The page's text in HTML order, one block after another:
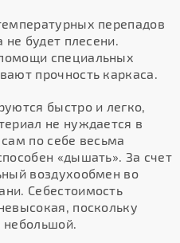
перепадов
не будет плесени.
специальных
прочность каркаса.
быстро и легко,
не нуждается в
по себе весьма
«дышать». За счет
воздухообмен во
Себестоимость
поскольку
небольшой.